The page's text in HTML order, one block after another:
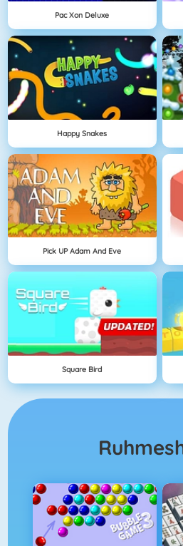
Pac Xon Deluxe
Happy Snakes
Pick UP Adam And Eve
Square Bird